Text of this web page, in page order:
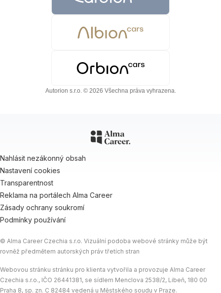
Autorion s.r.o. © 2026 Všechna práva vyhrazena.
Nahlásit nezákonný obsah
Nastavení cookies
Transparentnost
Reklama na portálech Alma Career
Zásady ochrany soukromí
Podmínky používání
© Alma Career Czechia s.r.o. Vizuální podoba webové stránky může být
rovněž předmětem autorských práv třetích stran
Webovou stránku stránku pro klienta vytvořila a provozuje Alma Career
Czechia s.r.o., IČO 26441381, se sídlem Menclova 2538/2, Libeň, 180 00
Praha 8, sp. zn. C 82484 vedená u Městského soudu v Praze.